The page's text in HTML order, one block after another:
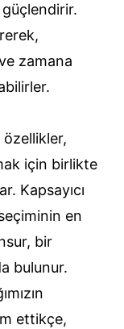
güçlendirir.
zamana
özellikler,
için birlikte
Kapsayıcı
en
bir
bulunur.
ettikçe,